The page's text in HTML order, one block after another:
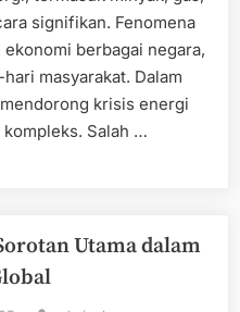
signifikan. Fenomena
berbagai negara,
masyarakat. Dalam
krisis energi
Salah …
Utama dalam